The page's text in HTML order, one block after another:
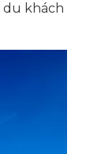
du khách